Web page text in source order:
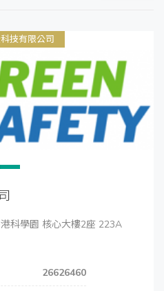
技有限公司
科學園 核心大樓2座 223A
26626460